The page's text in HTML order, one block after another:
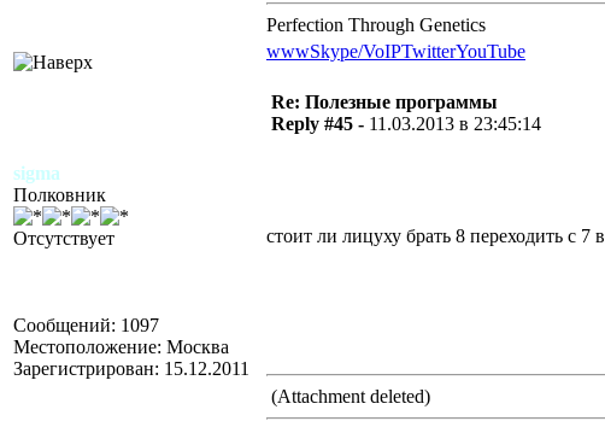
Perfection Through Genetics
wwwSkype/VoIPTwitterYouTube
sigma
Полковник
Отсутствует
Сообщений: 1097
Местоположение: Москва
Зарегистрирован: 15.12.2011
Re: Полезные программы
Reply #45 - 11.03.2013 в 23:45:14
стоит ли лицуху брать 8 переходить с 7
(Attachment deleted)